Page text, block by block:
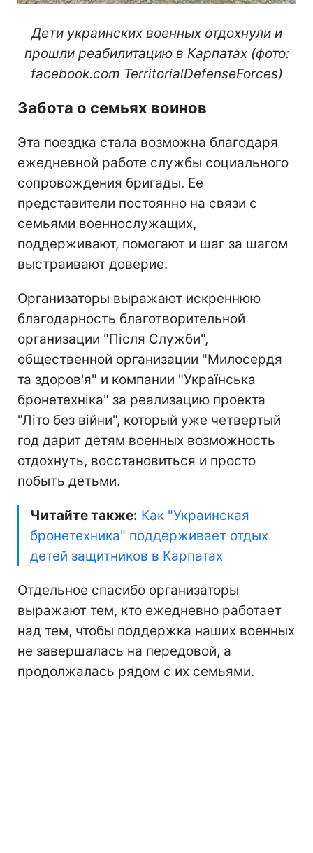
Дети украинских военных отдохнули и
прошли реабилитацию в Карпатах (фото:
facebook.com TerritorialDefenseForces)
Забота о семьях воинов
Эта поездка стала возможна благодаря
ежедневной работе службы социального
сопровождения бригады. Ее
представители постоянно на связи с
семьями военнослужащих,
поддерживают, помогают и шаг за шагом
выстраивают доверие.
Организаторы выражают искреннюю
благодарность благотворительной
организации "Після Служби",
общественной организации "Милосердя
та здоров'я" и компании "Українська
бронетехніка" за реализацию проекта
"Літо без війни", который уже четвертый
год дарит детям военных возможность
отдохнуть, восстановиться и просто
побыть детьми.
Читайте также: Как "Украинская
бронетехника" поддерживает отдых
детей защитников в Карпатах
Отдельное спасибо организаторы
выражают тем, кто ежедневно работает
над тем, чтобы поддержка наших военных
не завершалась на передовой, а
продолжалась рядом с их семьями.